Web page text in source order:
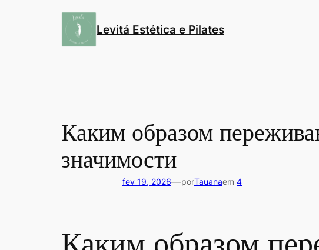
Levitá Estética e Pilates
Каким образом
значимости
fev 19, 2026—porTauanaem 4